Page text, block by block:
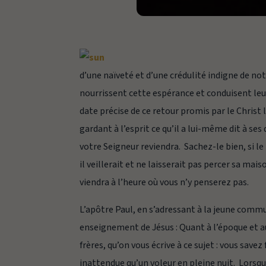
d’une naïveté et d’une crédulité indigne de
nourrissent cette espérance et conduisent
date précise de ce retour promis par le
gardant à l’esprit ce qu’il a lui-même dit à
votre Seigneur reviendra. Sachez-le bien, si
il veillerait et ne laisserait pas percer sa
viendra à l’heure où vous n’y penserez pas.
L’apôtre Paul, en s’adressant à la jeune
enseignement de Jésus : Quant à l’époque et
frères, qu’on vous écrive à ce sujet : vous
inattendue qu’un voleur en pleine nuit.